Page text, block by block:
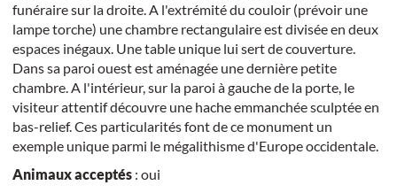
funéraire sur la droite. A l'extrémité du couloir (prévoir une
lampe torche) une chambre rectangulaire est divisée en deux
espaces inégaux. Une table unique lui sert de couverture.
Dans sa paroi ouest est aménagée une dernière petite
chambre. A l'intérieur, sur la paroi à gauche de la porte, le
visiteur attentif découvre une hache emmanchée sculptée en
bas-relief. Ces particularités font de ce monument un
exemple unique parmi le mégalithisme d'Europe occidentale.
Animaux acceptés: oui